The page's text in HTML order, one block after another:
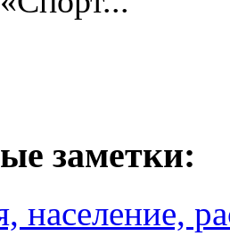
заметки:
население,